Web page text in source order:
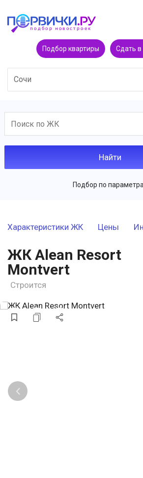
Подбор квартиры Сдать в
Сочи
Подбор по
Характеристики ЖК Цены
ЖК Alean Resort
Montvert
Строится